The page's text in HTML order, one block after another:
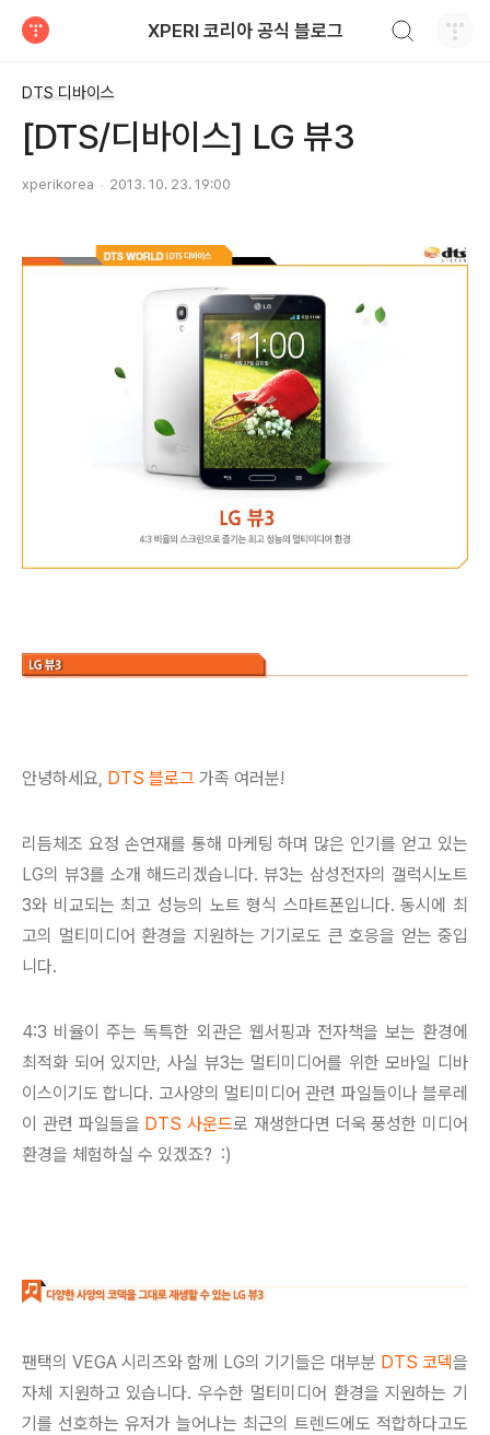
XPERI 코리아 공식 블로그
DTS 디바이스
[DTS/디바이스] LG 뷰3
xperikorea 2013. 10. 23. 19:00
안녕하세요, DTS 블로그 가족 여러분!
리듬체조 요정 손연재를 통해 마케팅 하며 많은 인기를 얻고 있는
LG의 뷰3를 소개 해드리겠습니다. 뷰3는 삼성전자의 갤럭시노트
3와 비교되는 최고 성능의 노트 형식 스마트폰입니다. 동시에 최
고의 멀티미디어 환경을 지원하는 기기로도 큰 호응을 얻는 중입
니다.
4:3 비율이 주는 독특한 외관은 웹서핑과 전자책을 보는 환경에
최적화 되어 있지만, 사실 뷰3는 멀티미디어를 위한 모바일 디바
이스이기도 합니다. 고사양의 멀티미디어 관련 파일들이나 블루레
이 관련 파일들을 DTS 사운드로 재생한다면 더욱 풍성한 미디어
환경을 체험하실 수 있겠죠? :)
팬택의 VEGA 시리즈와 함께 LG의 기기들은 대부분 DTS 코덱을
자체 지원하고 있습니다. 우수한 멀티미디어 환경을 지원하는 기
기를 선호하는 유저가 늘어나는 최근의 트렌드에도 적합하다고도